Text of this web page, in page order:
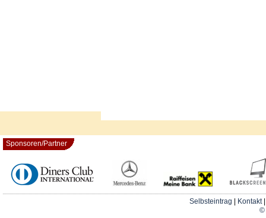
Sponsoren/Partner
Selbsteintrag Kontakt
©